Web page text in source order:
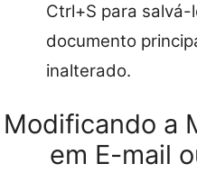
Ctrl+S para salvá-
documento
inalterado.
Modificando a
em E-mail